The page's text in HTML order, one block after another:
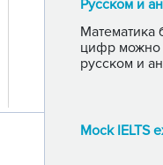
Русском и
Математика
цифр можно
русском и
Mock IELTS